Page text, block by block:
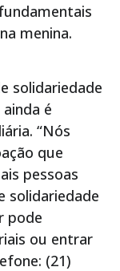
menina.
solidariedade
é
“Nós
que
pessoas
solidariedade
pode
ou entrar
(21)